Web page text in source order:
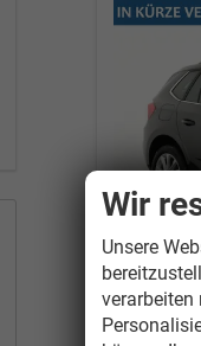
Wir
Unsere
verarbeiten